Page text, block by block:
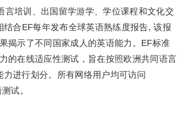
言培训、出国留学游学、学位课程和文化交
合EF每年发布全球英语熟练度报告, 该报
揭示了不同国家成人的英语能力。EF标准
的在线适应性测试，旨在按照欧洲共同语言
进行划分。所有网络用户均可访问
试。